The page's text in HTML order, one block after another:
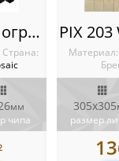
PIX 607 из керамогранита, чип 23х26 мм, сетка 297х258х7 мм
Cтрана:
мм
чипа
Материал:
305х305
размер